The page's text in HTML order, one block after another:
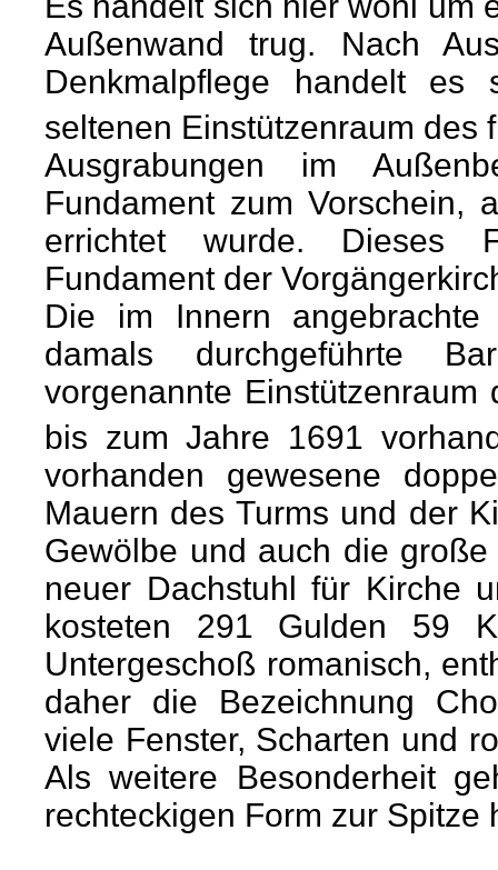
Außenwand trug. Nach
Denkmalpflege handelt
seltenen Einstützenraum des
Ausgrabungen im
Fundament zum Vorschein,
errichtet wurde. Dieses
Fundament der
Die im Innern
damals durchgeführte
vorgenannte
bis zum Jahre 1691
vorhanden gewesene
Mauern des Turms und der
Gewölbe und auch die
neuer Dachstuhl für Kirche
kosteten 291 Gulden 59
Untergeschoß romanisch,
daher die Bezeichnung
viele Fenster, Scharten und
Als weitere Besonderheit
rechteckigen Form zur Spitze